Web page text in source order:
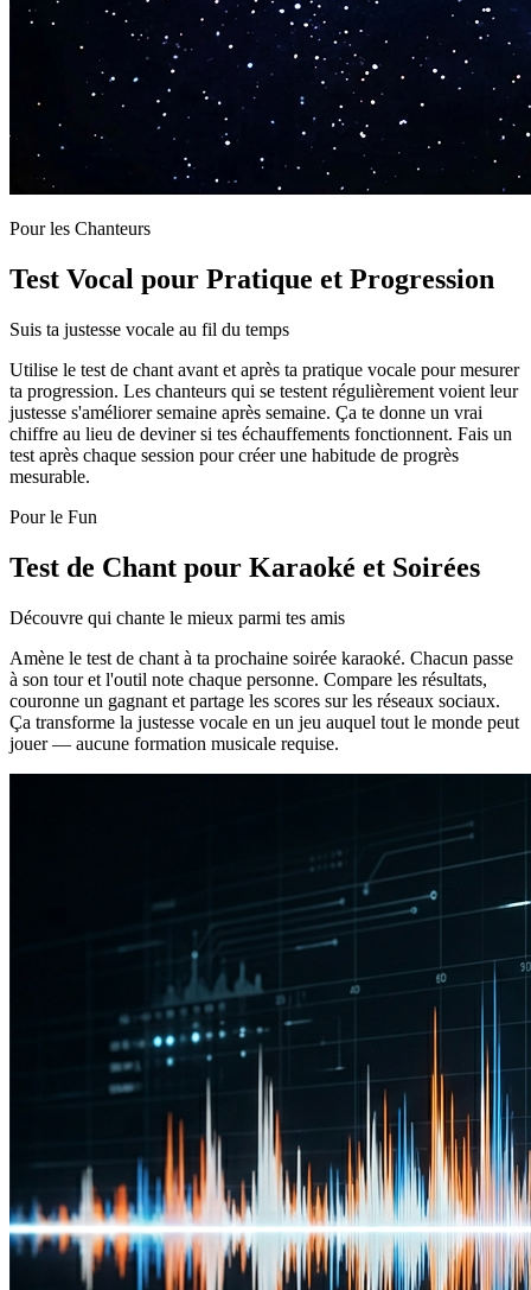
Pour les Chanteurs
Test Vocal pour Pratique et Progression
Suis ta justesse vocale au fil du temps
Utilise le test de chant avant et après ta pratique vocale pour mesurer
ta progression. Les chanteurs qui se testent régulièrement voient leur
justesse s'améliorer semaine après semaine. Ça te donne un vrai
chiffre au lieu de deviner si tes échauffements fonctionnent. Fais un
test après chaque session pour créer une habitude de progrès
mesurable.
Pour le Fun
Test de Chant pour Karaoké et Soirées
Découvre qui chante le mieux parmi tes amis
Amène le test de chant à ta prochaine soirée karaoké. Chacun passe
à son tour et l'outil note chaque personne. Compare les résultats,
couronne un gagnant et partage les scores sur les réseaux sociaux.
Ça transforme la justesse vocale en un jeu auquel tout le monde peut
jouer — aucune formation musicale requise.